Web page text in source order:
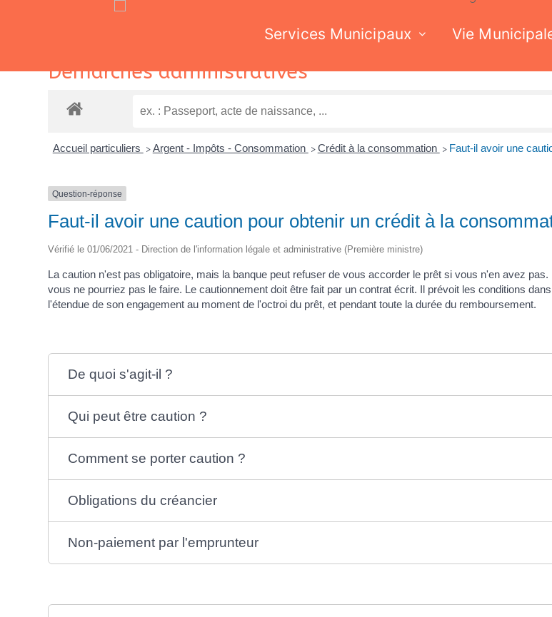
Services Municipaux Vie
Démarches administratives
Accueil particuliers > Argent - Impôts - Consommation > Crédit à la consommation > Faut-il avoir une
Question-réponse
Faut-il avoir une caution pour obtenir un crédit à la
Vérifié le 01/06/2021 - Direction de l'information légale et administrative (Première ministre)
La caution n'est pas obligatoire, mais la banque peut refuser de vous accorder le prêt si vous n'en avez
vous ne pourriez pas le faire. Le cautionnement doit être fait par un contrat écrit. Il prévoit les conditions
l'étendue de son engagement au moment de l'octroi du prêt, et pendant toute la durée du remboursement.
De quoi s'agit-il ?
Qui peut être caution ?
Comment se porter caution ?
Obligations du créancier
Non-paiement par l'emprunteur